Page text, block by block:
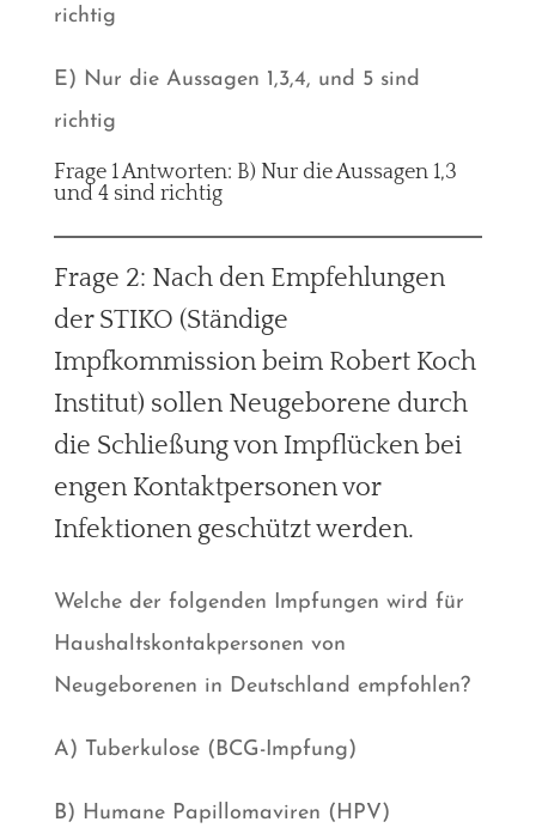
richtig
E) Nur die Aussagen 1,3,4, und 5 sind
richtig
Frage 1 Antworten: B) Nur die Aussagen 1,3
und 4 sind richtig
Frage 2: Nach den Empfehlungen
der STIKO (Ständige
Impfkommission beim Robert Koch
Institut) sollen Neugeborene durch
die Schließung von Impflücken bei
engen Kontaktpersonen vor
Infektionen geschützt werden.
Welche der folgenden Impfungen wird für
Haushaltskontakpersonen von
Neugeborenen in Deutschland empfohlen?
A) Tuberkulose (BCG-Impfung)
B) Humane Papillomaviren (HPV)